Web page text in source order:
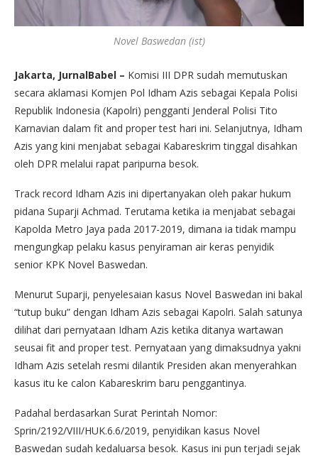
Novel Baswedan (ist)
Jakarta, JurnalBabel – Komisi III DPR sudah memutuskan
secara aklamasi Komjen Pol Idham Azis sebagai Kepala Polisi
Republik Indonesia (Kapolri) pengganti Jenderal Polisi Tito
Karnavian dalam fit and proper test hari ini. Selanjutnya, Idham
Azis yang kini menjabat sebagai Kabareskrim tinggal disahkan
oleh DPR melalui rapat paripurna besok.
Track record Idham Azis ini dipertanyakan oleh pakar hukum
pidana Suparji Achmad. Terutama ketika ia menjabat sebagai
Kapolda Metro Jaya pada 2017-2019, dimana ia tidak mampu
mengungkap pelaku kasus penyiraman air keras penyidik
senior KPK Novel Baswedan.
Menurut Suparji, penyelesaian kasus Novel Baswedan ini bakal
“tutup buku” dengan Idham Azis sebagai Kapolri. Salah satunya
dilihat dari pernyataan Idham Azis ketika ditanya wartawan
seusai fit and proper test. Pernyataan yang dimaksudnya yakni
Idham Azis setelah resmi dilantik Presiden akan menyerahkan
kasus itu ke calon Kabareskrim baru penggantinya.
Padahal berdasarkan Surat Perintah Nomor:
Sprin/2192/VIII/HUK.6.6/2019, penyidikan kasus Novel
Baswedan sudah kedaluarsa besok. Kasus ini pun terjadi sejak